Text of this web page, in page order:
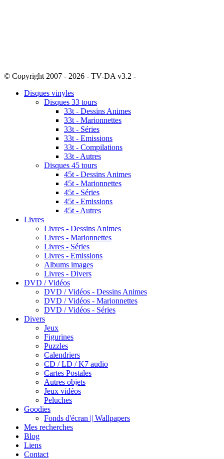
© Copyright 2007 - 2026 - TV-DA v3.2 -
Disques vinyles
Disques 33 tours
33t - Dessins Animes
33t - Marionnettes
33t - Séries
33t - Emissions
33t - Compilations
33t - Autres
Disques 45 tours
45t - Dessins Animes
45t - Marionnettes
45t - Séries
45t - Emissions
45t - Autres
Livres
Livres - Dessins Animes
Livres - Marionnettes
Livres - Séries
Livres - Emissions
Albums images
Livres - Divers
DVD / Vidéos
DVD / Vidéos - Dessins Animes
DVD / Vidéos - Marionnettes
DVD / Vidéos - Séries
Divers
Jeux
Figurines
Puzzles
Calendriers
CD / LD / K7 audio
Cartes Postales
Autres objets
Jeux vidéos
Peluches
Goodies
Fonds d'écran || Wallpapers
Mes recherches
Blog
Liens
Contact